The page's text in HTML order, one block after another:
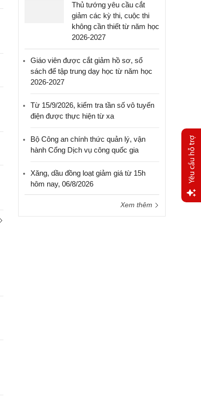
Thủ tướng yêu cầu cắt
giảm các kỳ thi, cuộc thi
không cần thiết từ năm học
2026-2027
Giáo viên được cắt giảm hồ sơ, sổ
sách để tập trung dạy học từ năm học
2026-2027
Từ 15/9/2026, kiểm tra tần số vô tuyến
điện được thực hiện từ xa
Bộ Công an chính thức quản lý, vận
hành Cổng Dịch vụ công quốc gia
Xăng, dầu đồng loạt giảm giá từ 15h
hôm nay, 06/8/2026
Xem thêm